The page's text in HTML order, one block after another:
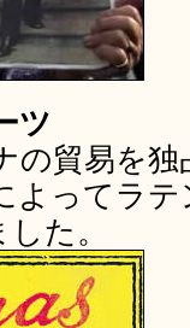
ツ
の貿易を
よってラ
た。